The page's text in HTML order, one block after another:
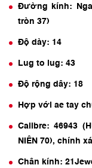
Đường kính:
tròn 37)
Độ dày: 14
Lug to lug: 43
Độ rộng dây: 18
Hợp với ae tay
Calibre: 46943
NIÊN 70), chính
Chân kính: